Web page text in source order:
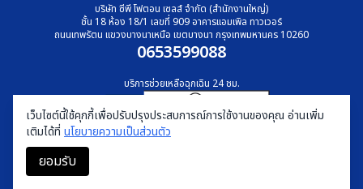
บริษัท ซีพี โฟตอน เซลส์ จำกัด (สำนักงานใหญ่)
ชั้น 18 ห้อง 18/1 เลขที่ 909 อาคารแอมเพิล ทาวเวอร์
ถนนเทพรัตน แขวงบางนาเหนือ เขตบางนา กรุงเทพมหานคร 10260
0653599088
บริการช่วยเหลือฉุกเฉิน 24 ชม.
เว็บไซต์นี้ใช้คุกกี้เพื่อปรับปรุงประสบการณ์การใช้งานของคุณ อ่านเพิ่ม
เติมได้ที่ นโยบายความเป็นส่วนตัว
ยอมรับ